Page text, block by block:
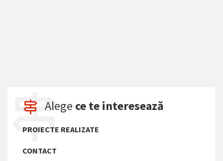
Alege ce te interesează
PROIECTE REALIZATE
CONTACT